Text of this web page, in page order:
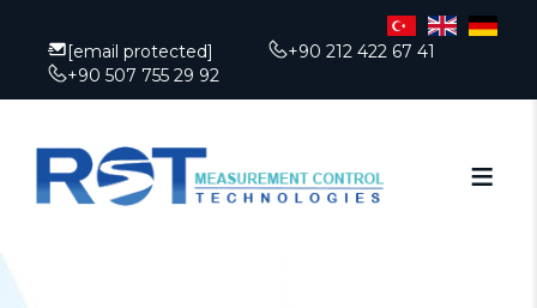
[email protected]
+90 212 422 67 41
+90 507 755 29 92